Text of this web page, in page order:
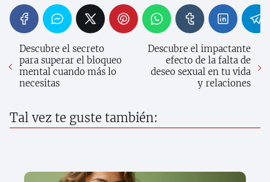
Descubre el secreto
para superar el bloqueo
mental cuando más lo
necesitas
Descubre el impactante
efecto de la falta de
deseo sexual en tu vida
y relaciones
Tal vez te guste también: